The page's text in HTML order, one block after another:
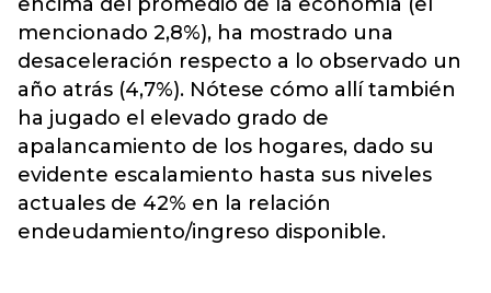
mencionado 2,8%), ha mostrado una
desaceleración respecto a lo observado un
año atrás (4,7%). Nótese cómo allí también
ha jugado el elevado grado de
apalancamiento de los hogares, dado su
evidente escalamiento hasta sus niveles
actuales de 42% en la relación
endeudamiento/ingreso disponible.